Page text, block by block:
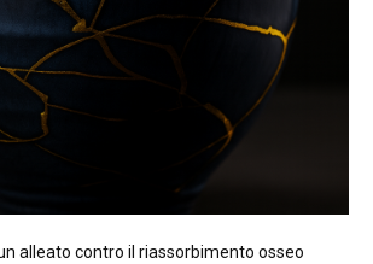
alleato contro il riassorbimento osseo